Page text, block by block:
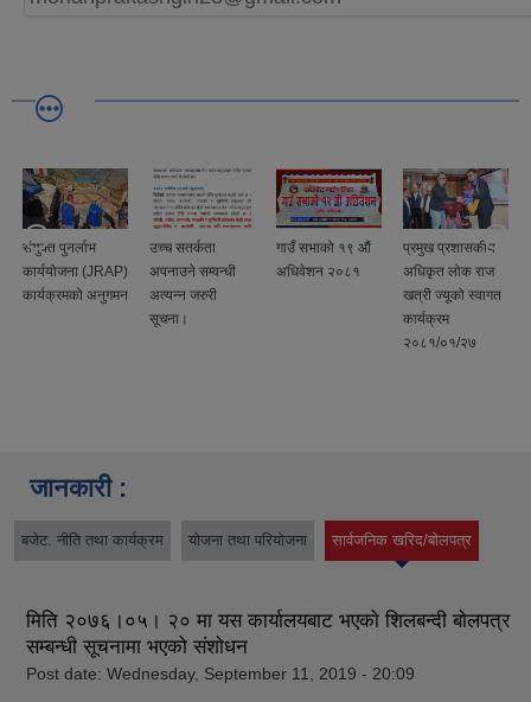
पुनर्लाभ
(JRAP)
अनुगमन
उच्च सतर्कता
अपनाउने सम्वन्धी
अत्यन्न जरुरी
सूचना।
गाउँ सभाको १९ औं
अधिवेशन २०८१
प्रमुख प्रशासकीय
अधिकृत लोक राज
खत्री ज्यूको स्वागत
कार्यक्रम
२०८१/०१/२७
जानकारी :
बजेट. नीति तथा कार्यक्रम योजना तथा परियोजना सार्वजनिक खरिद/बोलपत्र
(active tab)
मिति २०७६।०५। २० मा यस कार्यालयबाट भएको शिलबन्दी बाेलपत्र
सम्बन्धी सूचनामा भएको संशाेधन
Post date: Wednesday, September 11, 2019 - 20:09